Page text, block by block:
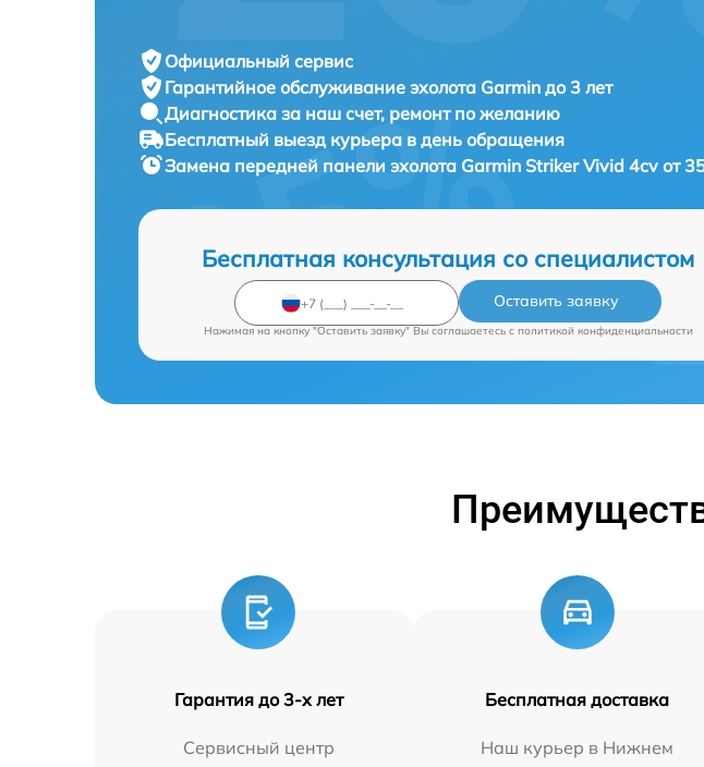
Официальный сервис
Гарантийное обслуживание эхолота Garmin до 3 лет
Диагностика за наш счет, ремонт по желанию
Бесплатный выезд курьера в день обращения
Замена передней панели эхолота Garmin Striker Vivid 4cv от
Бесплатная консультация со специалистом
Оставить заявку
Нажимая на кнопку "Оставить заявку" Вы соглашаетесь c политикой конфиденциальности
Гарантия до 3-х лет
Сервисный центр
Бесплатная доставка
Наш курьер в Нижнем